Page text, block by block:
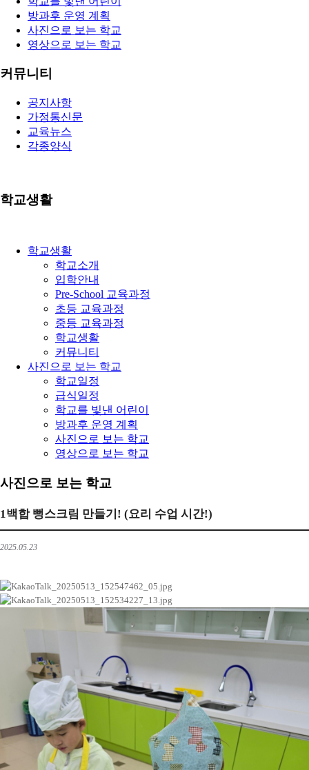
방과후 운영 계획
사진으로 보는 학교
영상으로 보는 학교
커뮤니티
공지사항
가정통신문
교육뉴스
각종양식
학교생활
학교생활
학교소개
입학안내
Pre-School 교육과정
초등 교육과정
중등 교육과정
학교생활
커뮤니티
사진으로 보는 학교
학교일정
급식일정
학교를 빛낸 어린이
방과후 운영 계획
사진으로 보는 학교
영상으로 보는 학교
사진으로 보는 학교
1백합 뻥스크림 만들기! (요리 수업 시간!)
2025.05.23